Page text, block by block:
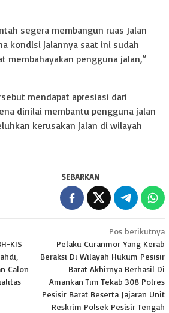
segera membangun ruas Jalan
kondisi jalannya saat ini sudah
membahayakan pengguna jalan,”
mendapat apresiasi dari
dinilai membantu pengguna jalan
kerusakan jalan di wilayah
SEBARKAN
KIS
Calon
Pos berikutnya
Pelaku Curanmor Yang Kerab
Beraksi Di Wilayah Hukum Pesisir
Barat Akhirnya Berhasil Di
Amankan Tim Tekab 308 Polres
Pesisir Barat Beserta Jajaran Unit
Reskrim Polsek Pesisir Tengah